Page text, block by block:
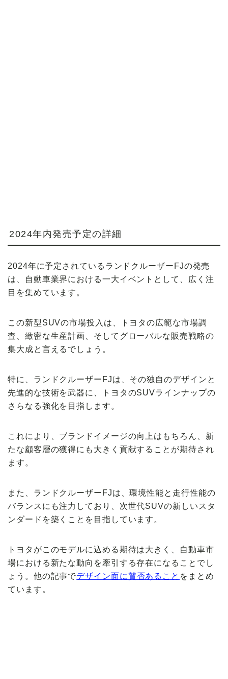
2024年内発売予定の詳細
2024年に予定されているランドクルーザーFJの発売
は、自動車業界における一大イベントとして、広く注
目を集めています。
この新型SUVの市場投入は、トヨタの広範な市場調
査、緻密な生産計画、そしてグローバルな販売戦略の
集大成と言えるでしょう。
特に、ランドクルーザーFJは、その独自のデザインと
先進的な技術を武器に、トヨタのSUVラインナップの
さらなる強化を目指します。
これにより、ブランドイメージの向上はもちろん、新
たな顧客層の獲得にも大きく貢献することが期待され
ます。
また、ランドクルーザーFJは、環境性能と走行性能の
バランスにも注力しており、次世代SUVの新しいスタ
ンダードを築くことを目指しています。
トヨタがこのモデルに込める期待は大きく、自動車市
場における新たな動向を牽引する存在になることでし
ょう。他の記事でデザイン面に賛否あること をまとめ
ています。